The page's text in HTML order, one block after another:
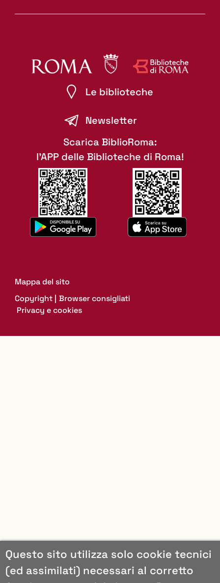
Le biblioteche
Newsletter
Scarica BiblioRoma:
l'APP delle Biblioteche di Roma!
Mappa del sito
Copyright
Browser consigliati
Privacy e cookies
Questo sito utilizza solo cookie tecnici
(ed assimilati) necessari al corretto